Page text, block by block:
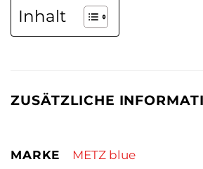
Inhalt
ZUSÄTZLICHE
MARKE METZ blue